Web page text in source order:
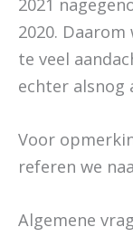
2020.
te veel
echter alsnog
Voor
referen we
Algemene